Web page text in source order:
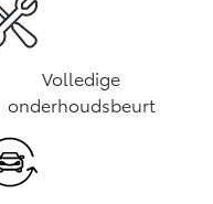
Volledige
onderhoudsbeurt